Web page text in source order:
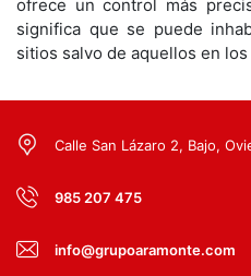
ofrece un control más
significa que se puede
sitios salvo de aquellos en
Calle San Lázaro 2, Bajo,
985 207 475
info@grupoaramonte.com